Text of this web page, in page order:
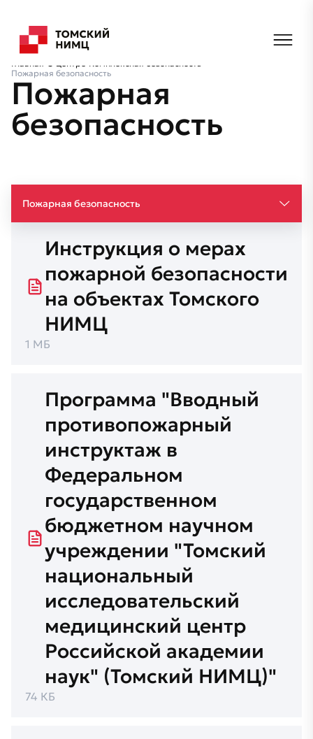
Главная О центре Комплексная безопасность
Пожарная безопасность
Пожарная
безопасность
Пожарная безопасность
Инструкция о мерах
пожарной безопасности
на объектах Томского
НИМЦ
1 МБ
Программа "Вводный
противопожарный
инструктаж в
Федеральном
государственном
бюджетном научном
учреждении "Томский
национальный
исследовательский
медицинский центр
Российской академии
наук" (Томский НИМЦ)"
74 КБ